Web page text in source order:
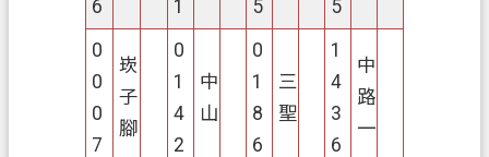
6 1 5
5
0
0
0
7
崁
子
腳
0
1
4
2
中
山
0
1
8
6
三
聖
1
4
3
6
中
路
一